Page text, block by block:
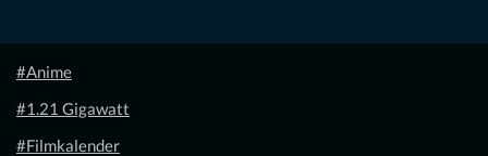
#Anime
#1.21 Gigawatt
#Filmkalender